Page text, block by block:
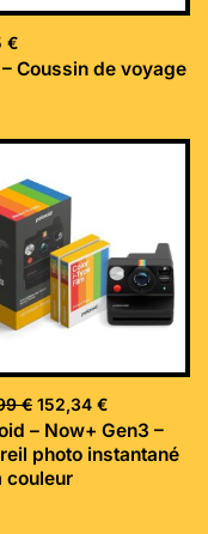
€
Coussin de voyage
€
Le
initial
était :
169,99 €.
152,34 €
Le
– Now+ Gen3 –
photo instantané
couleur